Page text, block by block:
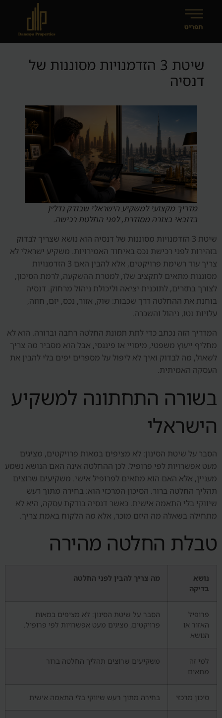
שיטת 3 הזדמנויות מסוננות של
דנסיה
מדריך מקצועי למשקיע הישראלי שבודק נדל״ן
בדובאי בצורה מסודרת, לפני החלטת רכישה.
שיטת 3 הזדמנויות מסוננות של דנסיה הוא נושא שצריך לבדוק
בזהירות לפני רכישת נכס באיחוד האמירויות. משקיע ישראלי לא
צריך עוד רשימת פרויקטים, אלא להבין האם 3 הזדמנויות
מסוננות מתאים לתקציב שלו, למטרת ההשקעה, לרמת הסיכון,
לצורך בתזרים, לתוכנית יציאה וליכולת ניהול מרחוק. דנסיה
בוחנת את ההחלטה דרך שכבות: שוק, אזור, נכס, יזם, חוזה,
עלויות נטו, ניהול והשכרה.
המדריך הזה נכתב כדי לתת תמונת החלטה רחבה וברורה. הוא לא
מחליף ייעוץ משפטי, מיסויי או פיננסי, אבל הוא מסביר מה צריך
לשאול, מה לבדוק ואיך לא ליפול על מספרים יפים בלי להבין את
העסקה האמיתית.
בשורה התחתונה למשקיע
הישראלי
הסבר על שיטת הסינון: לא מציפים במאות פרויקטים, מציגים
מעט אפשרויות לפי פרופיל. לכן ההחלטה אינה האם הנושא נשמע
מעניין, אלא האם הוא מתאים לפרופיל אישי. משקיעים שרוצים
תהליך החלטה ברור. הסיכון המרכזי הוא: בחירה מתוך רעש
שיווקי בלי התאמה אישית. כאשר דנסיה בודקת עסקה, היא לא
מתחילה בשאלה מה היזם מוכר, אלא מה הלקוח באמת צריך.
טבלת החלטה מהירה
נושא
בדיקה
מה צריך להבין לפני החלטה
פרופיל
האזור או
הנושא
הסבר על שיטת הסינון: לא מציפים במאות
פרויקטים, מציגים מעט אפשרויות לפי פרופיל.
למי זה
מתאים
משקיעים שרוצים תהליך החלטה ברור
סיכון מרכזי בחירה מתוך רעש שיווקי בלי התאמה אישית